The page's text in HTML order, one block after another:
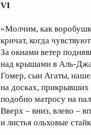
VI
«Молчим, как
кричат, когда
За окнами ветер
над крышами в Аль-
Гомер, сын Агаты,
на досках,
подобно матросу на
Вверх – вниз, влево –
и листья ольховые